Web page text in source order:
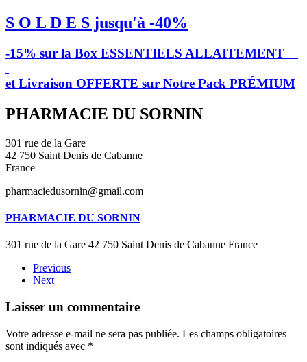
S O L D E S jusqu'à -40%
-15% sur la Box ESSENTIELS ALLAITEMENT
et Livraison OFFERTE sur Notre Pack PRÉMIUM
PHARMACIE DU SORNIN
301 rue de la Gare
42 750 Saint Denis de Cabanne
France
pharmaciedusornin@gmail.com
PHARMACIE DU SORNIN
301 rue de la Gare 42 750 Saint Denis de Cabanne France
Previous
Next
Laisser un commentaire
Votre adresse e-mail ne sera pas publiée. Les champs obligatoires
sont indiqués avec *